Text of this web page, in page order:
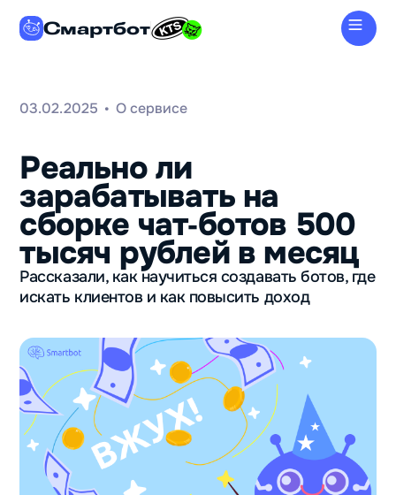
Смартбот
03.02.2025 • О сервисе
Реально ли
зарабатывать на
сборке чат‑ботов 500
тысяч рублей в месяц
Рассказали, как научиться создавать ботов, где
искать клиентов и как повысить доход